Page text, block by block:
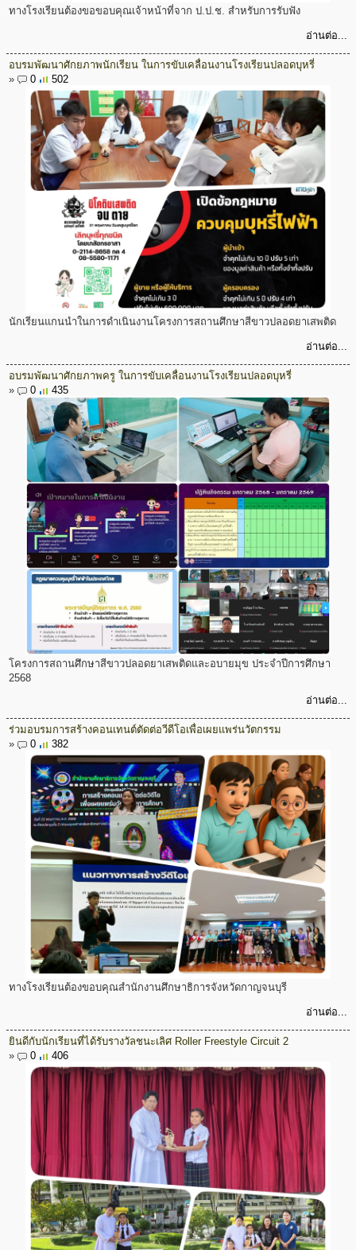
ทางโรงเรียนต้องขอขอบคุณเจ้าหน้าที่จาก ป.ป.ช. สำหรับการรับฟัง
อ่านต่อ...
อบรมพัฒนาศักยภาพนักเรียน ในการขับเคลื่อนงานโรงเรียนปลอดบุหรี่
»
0 502
นักเรียนแกนนำในการดำเนินงานโครงการสถานศึกษาสีขาวปลอดยาเสพติด
อ่านต่อ...
อบรมพัฒนาศักยภาพครู ในการขับเคลื่อนงานโรงเรียนปลอดบุหรี่
»
0 435
โครงการสถานศึกษาสีขาวปลอดยาเสพติดและอบายมุข ประจำปีการศึกษา
2568
อ่านต่อ...
ร่วมอบรมการสร้างคอนเทนต์ตัดต่อวีดีโอเพื่อเผยแพร่นวัตกรรม
»
0 382
ทางโรงเรียนต้องขอบคุณสำนักงานศึกษาธิการจังหวัดกาญจนบุรี
อ่านต่อ...
ยินดีกับนักเรียนที่ได้รับรางวัลชนะเลิศ Roller Freestyle Circuit 2
»
0 406